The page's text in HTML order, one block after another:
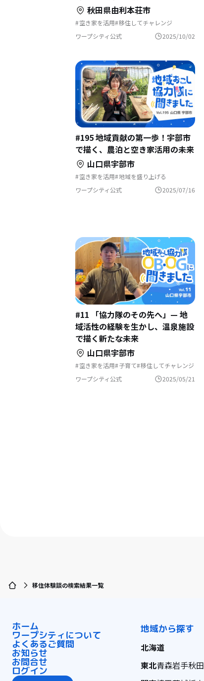
秋田県由利本荘市
空き家を活用 移住してチャレンジ
田園風景 自然と暮らす 地域おこし
地域おこし協力隊 古民家を活用
地域おこし協力隊に聞いてみた
ワープシティ公式 2025/10/02
#195 地域貢献の第一歩！宇部市
で描く、農泊と空き家活用の未来
山口県宇部市
空き家を活用 地域を盛り上げる
自然と暮らす 地域おこし 田舎暮らし
地域おこし協力隊 古民家を活用
歴史をつむぐ
ワープシティ公式 2025/07/16
#11 「協力隊のその先へ」— 地
域活性の経験を生かし、温泉施設
で描く新たな未来
山口県宇部市
空き家を活用 子育て 移住してチャレンジ
二足のわらじ 支援センターを活用
自然と暮らす 地域おこし 田舎暮らし
地域おこし協力隊 ふるさとで暮らす
ワープシティ公式 2025/05/21
移住体験談の検索結果一覧
ホーム
ワープシティについて
よくあるご質問
お知らせ
お問合せ
ログイン
地域から探す
北海道
東北青森岩手秋田